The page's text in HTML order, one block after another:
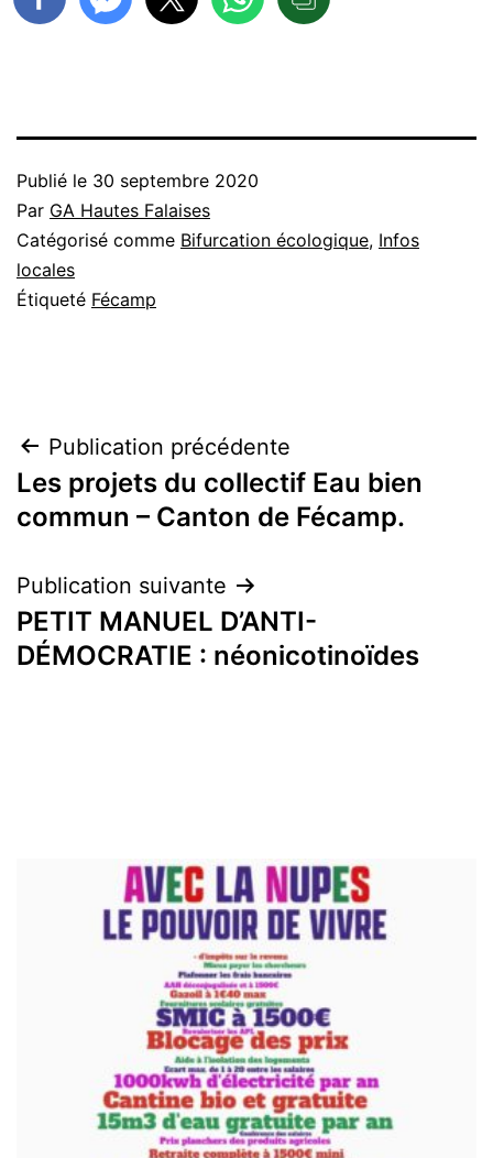
Publié le 30 septembre 2020
Par GA Hautes Falaises
Catégorisé comme Bifurcation écologique, Infos
locales
Étiqueté Fécamp
Navigation
de
Publication précédente
Les projets du collectif Eau bien
commun – Canton de Fécamp.
Publication suivante
PETIT MANUEL D’ANTI-
DÉMOCRATIE : néonicotinoïdes